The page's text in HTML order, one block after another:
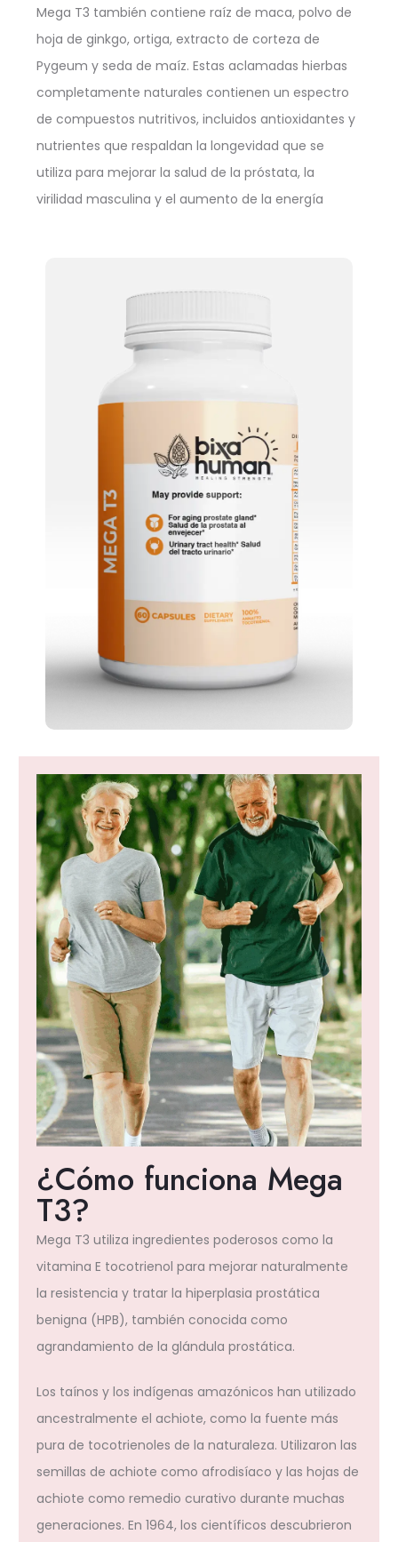
Mega T3 también contiene raíz de maca, polvo de
hoja de ginkgo, ortiga, extracto de corteza de
Pygeum y seda de maíz. Estas aclamadas hierbas
completamente naturales contienen un espectro
de compuestos nutritivos, incluidos antioxidantes y
nutrientes que respaldan la longevidad que se
utiliza para mejorar la salud de la próstata, la
virilidad masculina y el aumento de la energía
¿Cómo funciona Mega
T3?
Mega T3 utiliza ingredientes poderosos como la
vitamina E tocotrienol para mejorar naturalmente
la resistencia y tratar la hiperplasia prostática
benigna (HPB), también conocida como
agrandamiento de la glándula prostática.
Los taínos y los indígenas amazónicos han utilizado
ancestralmente el achiote, como la fuente más
pura de tocotrienoles de la naturaleza. Utilizaron las
semillas de achiote como afrodisíaco y las hojas de
achiote como remedio curativo durante muchas
generaciones. En 1964, los científicos descubrieron